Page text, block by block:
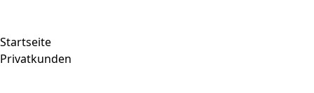
Startseite
Privatkunden